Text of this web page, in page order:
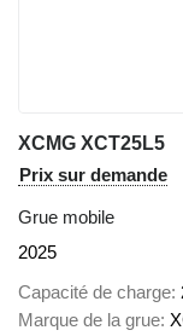
XCMG XCT25L5
Prix sur demande
Grue mobile
2025
Capacité de charge
Marque de la grue